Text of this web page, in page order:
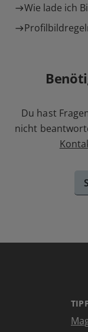
Wie lade ich
Du hast
nicht